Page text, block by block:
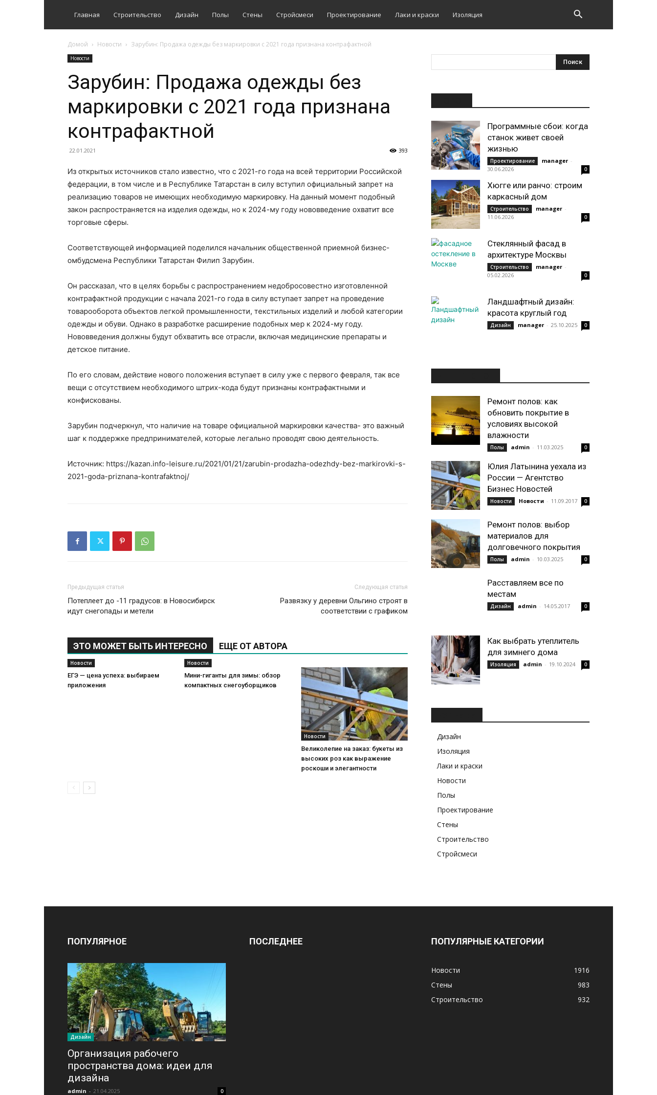
Главная Строительство Дизайн Полы Стены Стройсмеси Проектирование Лаки и краски Изоляция
Домой Новости Зарубин: Продажа одежды без маркировки с 2021 года признана контрафактной
Новости
Зарубин: Продажа одежды без
маркировки с 2021 года признана
контрафактной
22.01.2021 393
Из открытых источников стало известно, что с 2021-го года на всей территории Российской
федерации, в том числе и в Республике Татарстан в силу вступил официальный запрет на
реализацию товаров не имеющих необходимую маркировку. На данный момент подобный
закон распространяется на изделия одежды, но к 2024-му году нововведение охватит все
торговые сферы.
Соответствующей информацией поделился начальник общественной приемной бизнес-
омбудсмена Республики Татарстан Филип Зарубин.
Он рассказал, что в целях борьбы с распространением недобросовестно изготовленной
контрафактной продукции с начала 2021-го года в силу вступает запрет на проведение
товарооборота объектов легкой промышленности, текстильных изделий и любой категории
одежды и обуви. Однако в разработке расширение подобных мер к 2024-му году.
Нововведения должны будут обхватить все отрасли, включая медицинские препараты и
детское питание.
По его словам, действие нового положения вступает в силу уже с первого февраля, так все
вещи с отсутствием необходимого штрих-кода будут признаны контрафактными и
конфискованы.
Зарубин подчеркнул, что наличие на товаре официальной маркировки качества- это важный
шаг к поддержке предпринимателей, которые легально проводят свою деятельность.
Источник: https://kazan.info-leisure.ru/2021/01/21/zarubin-prodazha-odezhdy-bez-markirovki-s-
2021-goda-priznana-kontrafaktnoj/
Предыдущая статья
Потеплеет до -11 градусов: в Новосибирск
идут снегопады и метели
Следующая статья
Развязку у деревни Ольгино строят в
соответствии с графиком
ЭТО МОЖЕТ БЫТЬ ИНТЕРЕСНО ЕЩЕ ОТ АВТОРА
Новости
ЕГЭ — цена успеха: выбираем
приложения
Новости
Мини-гиганты для зимы: обзор
компактных снегоуборщиков
Новости
Великолепие на заказ: букеты из
высоких роз как выражение
роскоши и элегантности
Программные сбои: когда
станок живет своей
жизнью
Проектирование manager -
30.06.2026
0
Хюгге или ранчо: строим
каркасный дом
Строительство manager -
11.06.2026
0
Стеклянный фасад в
архитектуре Москвы
Строительство manager -
05.02.2026
0
Ландшафтный дизайн:
красота круглый год
Дизайн manager - 25.10.2025 0
Ремонт полов: как
обновить покрытие в
условиях высокой
влажности
Полы admin - 11.03.2025 0
Юлия Латынина уехала из
России — Агентство
Бизнес Новостей
Новости Новости - 11.09.2017 0
Ремонт полов: выбор
материалов для
долговечного покрытия
Полы admin - 10.03.2025 0
Расставляем все по
местам
Дизайн admin - 14.05.2017 0
Как выбрать утеплитель
для зимнего дома
Изоляция admin - 19.10.2024 0
Дизайн
Изоляция
Лаки и краски
Новости
Полы
Проектирование
Стены
Строительство
Стройсмеси
ПОПУЛЯРНОЕ
Дизайн
Организация рабочего
пространства дома: идеи для
дизайна
admin - 21.04.2025 0
ПОСЛЕДНЕЕ ПОПУЛЯРНЫЕ КАТЕГОРИИ
Новости
1916
Стены
983
Строительство
932